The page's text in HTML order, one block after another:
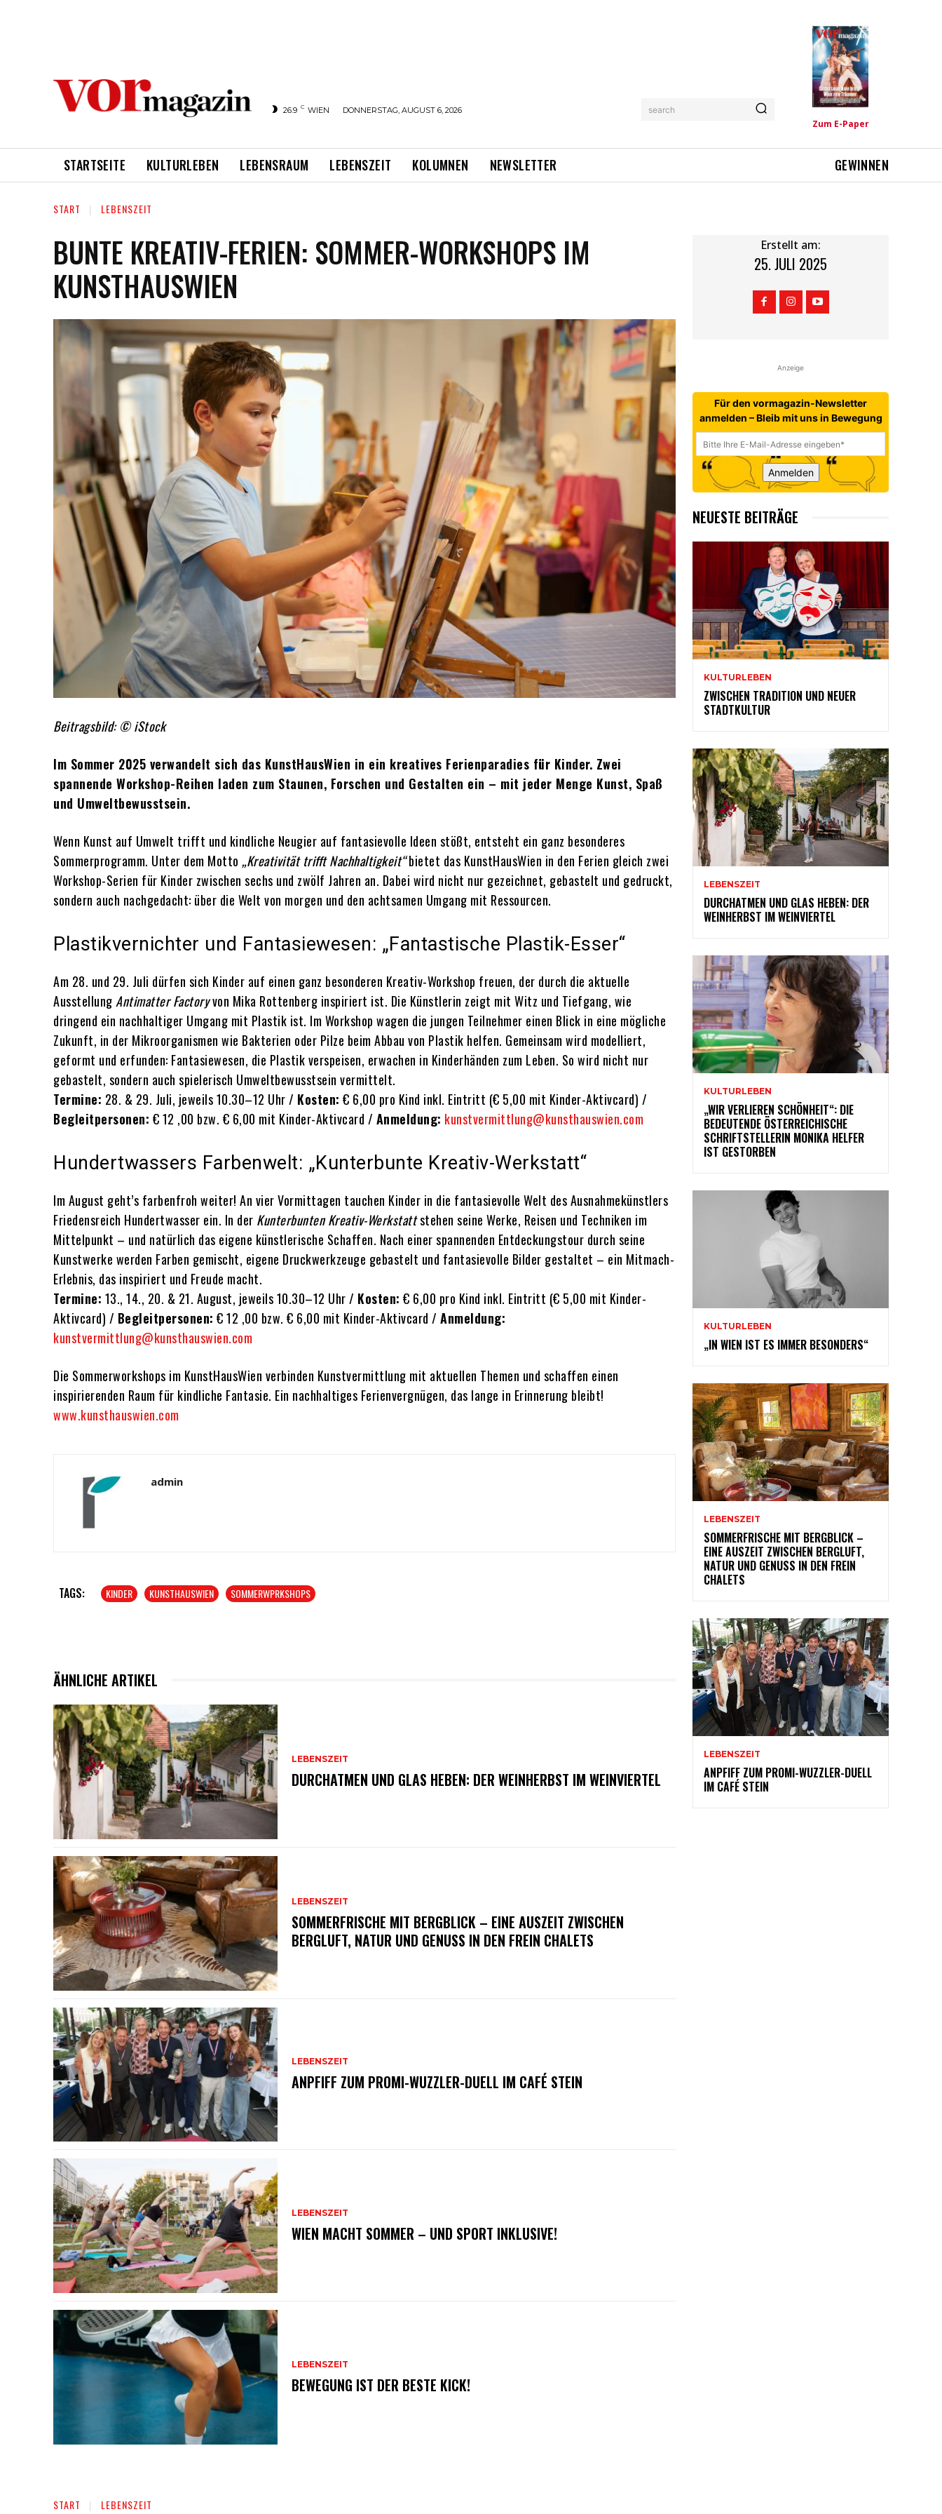
26.9 C WIEN DONNERSTAG, AUGUST 6, 2026 search
Zum E-Paper
STARTSEITE KULTURLEBEN LEBENSRAUM LEBENSZEIT KOLUMNEN NEWSLETTER GEWINNEN
START LEBENSZEIT
BUNTE KREATIV-FERIEN: SOMMER-WORKSHOPS IM
KUNSTHAUSWIEN
Beitragsbild: © iStock
Im Sommer 2025 verwandelt sich das KunstHausWien in ein kreatives Ferienparadies für Kinder. Zwei
spannende Workshop-Reihen laden zum Staunen, Forschen und Gestalten ein – mit jeder Menge Kunst, Spaß
und Umweltbewusstsein.
Wenn Kunst auf Umwelt trifft und kindliche Neugier auf fantasievolle Ideen stößt, entsteht ein ganz besonderes
Sommerprogramm. Unter dem Motto „Kreativität trifft Nachhaltigkeit“bietet das KunstHausWien in den Ferien gleich zwei
Workshop-Serien für Kinder zwischen sechs und zwölf Jahren an. Dabei wird nicht nur gezeichnet, gebastelt und gedruckt,
sondern auch nachgedacht: über die Welt von morgen und den achtsamen Umgang mit Ressourcen.
Plastikvernichter und Fantasiewesen: „Fantastische Plastik-Esser“
Am 28. und 29. Juli dürfen sich Kinder auf einen ganz besonderen Kreativ-Workshop freuen, der durch die aktuelle
Ausstellung Antimatter Factoryvon Mika Rottenberg inspiriert ist. Die Künstlerin zeigt mit Witz und Tiefgang, wie
dringend ein nachhaltiger Umgang mit Plastik ist. Im Workshop wagen die jungen Teilnehmer einen Blick in eine mögliche
Zukunft, in der Mikroorganismen wie Bakterien oder Pilze beim Abbau von Plastik helfen. Gemeinsam wird modelliert,
geformt und erfunden: Fantasiewesen, die Plastik verspeisen, erwachen in Kinderhänden zum Leben. So wird nicht nur
gebastelt, sondern auch spielerisch Umweltbewusstsein vermittelt.
Termine: 28. & 29. Juli, jeweils 10.30–12 Uhr / Kosten: € 6,00 pro Kind inkl. Eintritt (€ 5,00 mit Kinder-Aktivcard) /
Begleitpersonen: € 12 ,00 bzw. € 6,00 mit Kinder-Aktivcard / Anmeldung: kunstvermittlung@kunsthauswien.com
Hundertwassers Farbenwelt: „Kunterbunte Kreativ-Werkstatt“
Im August geht’s farbenfroh weiter! An vier Vormittagen tauchen Kinder in die fantasievolle Welt des Ausnahmekünstlers
Friedensreich Hundertwasser ein. In der Kunterbunten Kreativ-Werkstattstehen seine Werke, Reisen und Techniken im
Mittelpunkt – und natürlich das eigene künstlerische Schaffen. Nach einer spannenden Entdeckungstour durch seine
Kunstwerke werden Farben gemischt, eigene Druckwerkzeuge gebastelt und fantasievolle Bilder gestaltet – ein Mitmach-
Erlebnis, das inspiriert und Freude macht.
Termine: 13., 14., 20. & 21. August, jeweils 10.30–12 Uhr / Kosten: € 6,00 pro Kind inkl. Eintritt (€ 5,00 mit Kinder-
Aktivcard) / Begleitpersonen: € 12 ,00 bzw. € 6,00 mit Kinder-Aktivcard / Anmeldung:
kunstvermittlung@kunsthauswien.com
Die Sommerworkshops im KunstHausWien verbinden Kunstvermittlung mit aktuellen Themen und schaffen einen
inspirierenden Raum für kindliche Fantasie. Ein nachhaltiges Ferienvergnügen, das lange in Erinnerung bleibt!
www.kunsthauswien.com
admin
TAGS: KINDER KUNSTHAUSWIEN SOMMERWPRKSHOPS
ÄHNLICHE ARTIKEL
LEBENSZEIT
DURCHATMEN UND GLAS HEBEN: DER WEINHERBST IM WEINVIERTEL
LEBENSZEIT
SOMMERFRISCHE MIT BERGBLICK – EINE AUSZEIT ZWISCHEN
BERGLUFT, NATUR UND GENUSS IN DEN FREIN CHALETS
LEBENSZEIT
ANPFIFF ZUM PROMI-WUZZLER-DUELL IM CAFÉ STEIN
LEBENSZEIT
WIEN MACHT SOMMER – UND SPORT INKLUSIVE!
LEBENSZEIT
BEWEGUNG IST DER BESTE KICK!
Erstellt am:
25. JULI 2025
Anzeige
Für den vormagazin-Newsletter
anmelden – Bleib mit uns in Bewegung
Anmelden
NEUESTE BEITRÄGE
KULTURLEBEN
ZWISCHEN TRADITION UND NEUER
STADTKULTUR
LEBENSZEIT
DURCHATMEN UND GLAS HEBEN: DER
WEINHERBST IM WEINVIERTEL
KULTURLEBEN
„WIR VERLIEREN SCHÖNHEIT“: DIE
BEDEUTENDE ÖSTERREICHISCHE
SCHRIFTSTELLERIN MONIKA HELFER
IST GESTORBEN
KULTURLEBEN
„IN WIEN IST ES IMMER BESONDERS“
LEBENSZEIT
SOMMERFRISCHE MIT BERGBLICK –
EINE AUSZEIT ZWISCHEN BERGLUFT,
NATUR UND GENUSS IN DEN FREIN
CHALETS
LEBENSZEIT
ANPFIFF ZUM PROMI-WUZZLER-DUELL
IM CAFÉ STEIN